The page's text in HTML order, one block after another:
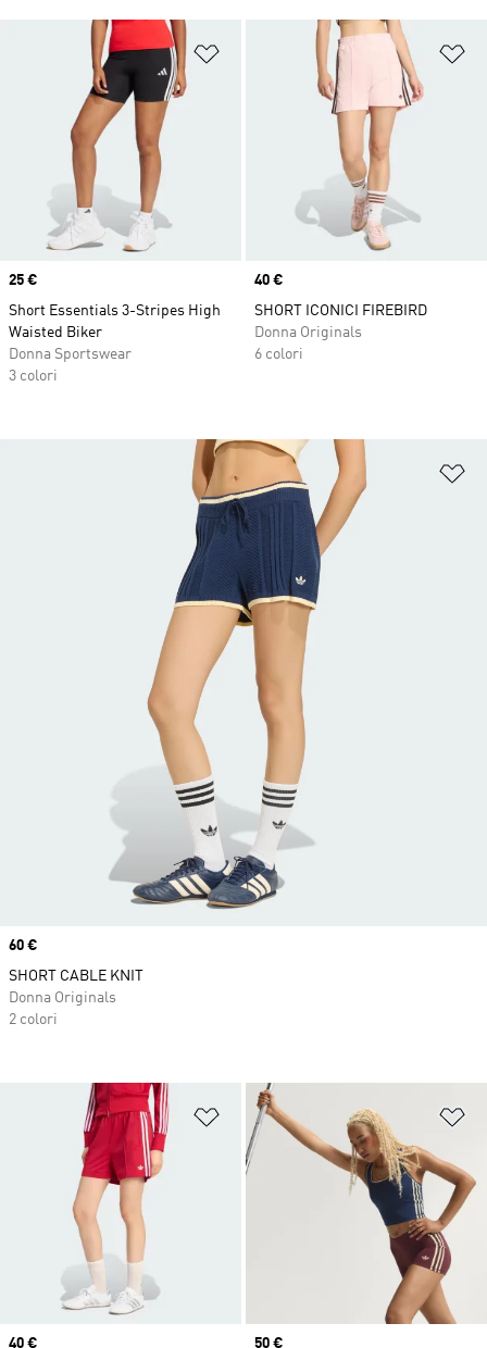
Aggiungi alla lista dei desideri
Price
25 €
Short Essentials 3-Stripes High
Waisted Biker
Donna Sportswear
3 colori
Price
40 €
SHORT ICONICI FIREBIRD
Donna Originals
6 colori
Aggiungi alla lista dei desideri
Price
40 €
Price
50 €
Price
60 €
SHORT CABLE KNIT
Donna Originals
2 colori